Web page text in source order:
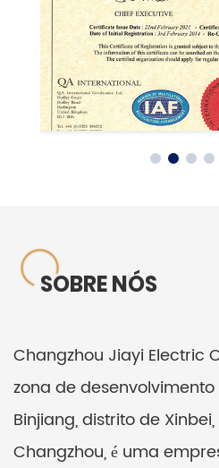
SOBRE NÓS
Changzhou Jiayi Electric
zona de
Binjiang, distrito de
Changzhou, é uma